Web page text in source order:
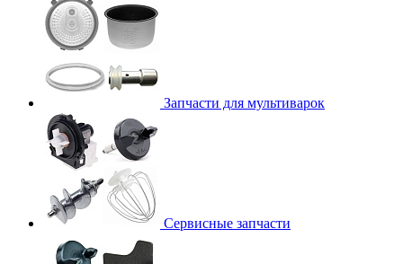
Запчасти для мультиварок
Сервисные запчасти